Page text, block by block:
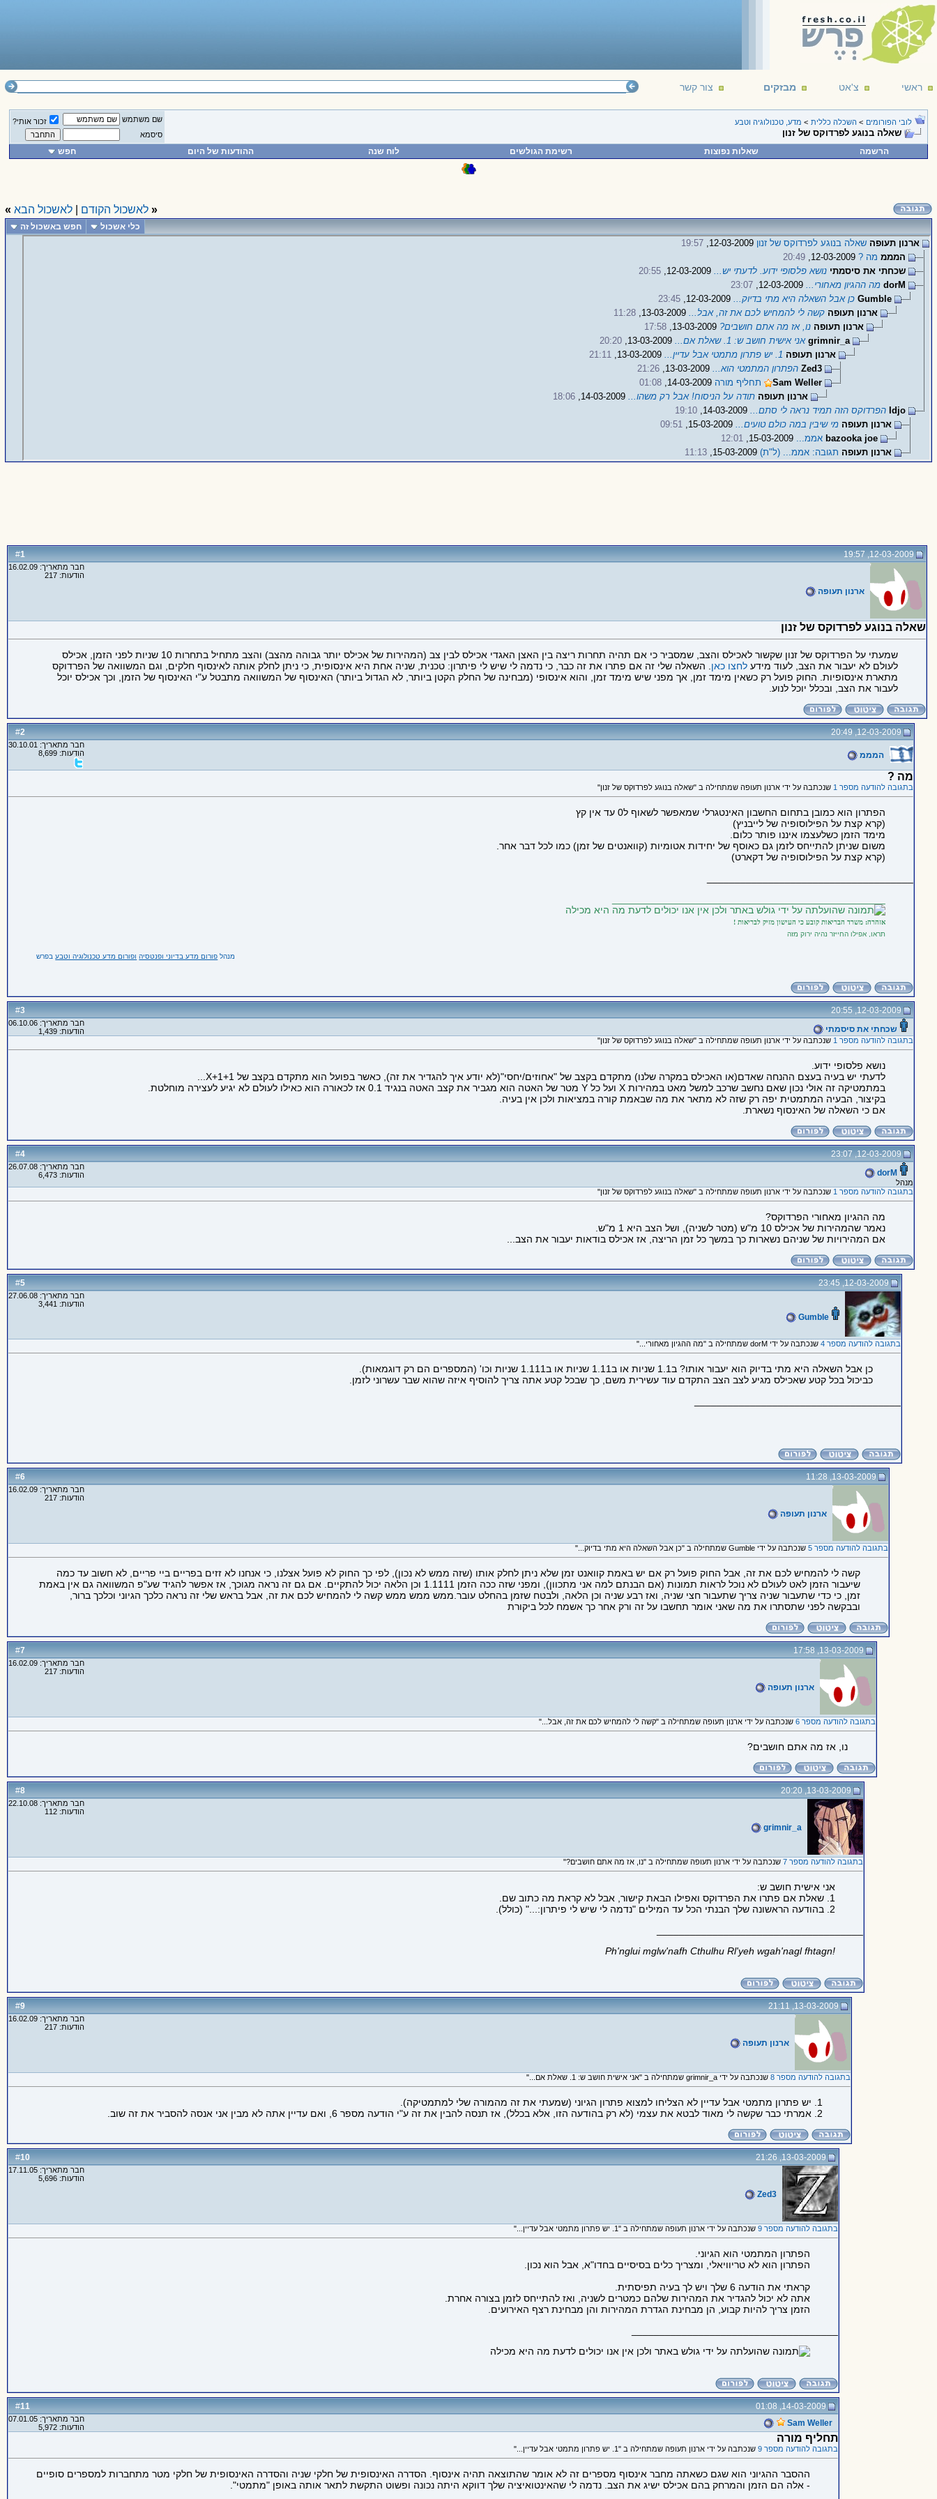
ראשי צ'אט מבזקים צור קשר
לובי הפורומים > השכלה כללית > מדע, טכנולוגיה וטבע
שאלה בנוגע לפרדוקס של זנון
שם משתמש
זכור אותי?
סיסמא
הרשמה שאלות נפוצות רשימת הגולשים לוח שנה ההודעות של היום חפש
« לאשכול הקודם לאשכול הבא »
כלי אשכול חפש באשכול זה
ארנון תעופה שאלה בנוגע לפרדוקס של זנון
19:57
המממ מה ?12-03-2009,
20:49
שכחתי את סיסמתי נושא פלסופי ידוע. לדעתי יש...12-03-2009,
20:55
dorM מה ההגיון מאחורי...12-03-2009,
23:07
Gumble כן אבל השאלה היא מתי בדיוק...12-03-2009,
23:45
ארנון תעופה קשה לי להמחיש לכם את זה, אבל...13-03-2009,
11:28
ארנון תעופה נו, אז מה אתם חושבים?
17:58
grimnir_a אני אישית חושב ש: 1. שאלת אם... 13-03-2009,
20:20
ארנון תעופה 1. יש פתרון מתמטי אבל עדיין... 13-03-2009,
21:11
Zed3 הפתרון המתמטי הוא...13-03-2009,
21:26
Sam Weller
תחליף מורה
01:08
ארנון תעופה תודה על הניסוח! אבל רק משהו...14-03-2009,
18:06
Idjo הפרדוקס הזה תמיד נראה לי סתם...14-03-2009,
19:10
ארנון תעופה מי שיבין במה כולם טועים...15-03-2009,
09:51
bazooka joe אממ...
12:01
ארנון תעופה תגובה: אממ... (ל"ת)15-03-2009,
11:13
#
1 12-03-2009, 19:57
ארנון תעופה
חבר מתאריך: 16.02.09
הודעות: 217
שאלה בנוגע לפרדוקס של זנון
שמעתי על הפרדוקס של זנון שקשור לאכילס והצב, שמסביר כי אם תהיה תחרות ריצה בין האצן האגדי אכילס לבין צב (המהירות של אכילס יותר גבוהה מהצב) והצב מתחיל בתחרות 10 שניות לפני הזמן, אכילס
לעולם לא יעבור את הצב, לעוד מידע לחצו כאן . השאלה שלי זה אם פתרו את זה כבר, כי נדמה לי שיש לי פיתרון: טכנית, שניה אחת היא אינסופית, כי ניתן לחלק אותה לאינסוף חלקים, וגם המשוואה של הפרדוקס
מתארת אינסופיות. החוק פועל רק כשאין מימד זמן, אך מפני שיש מימד זמן, והוא אינסופי (מבחינה של החלק הקטן ביותר, לא הגדול ביותר) האינסוף של המשוואה מתבטל ע"י האינסוף של הזמן, וכך אכילס יוכל
לעבור את הצב, ובכלל יוכל לנוע.
#
2 12-03-2009, 20:49
המממ
חבר מתאריך: 30.10.01
הודעות: 8,699
מה ?
בתגובה להודעה מספר 1 שנכתבה על ידי ארנון תעופה שמתחילה ב "שאלה בנוגע לפרדוקס של זנון"
הפתרון הוא כמובן בתחום החשבון האינטגרלי שמאפשר לשאוף ל0 עד אין קץ
(קרא קצת על הפילוסופיה של לייבניץ)
מימד הזמן כשלעצמו איננו פותר כלום.
משום שניתן להתייחס לזמן גם כאוסף של יחידות אטומיות (קוואנטים של זמן) כמו לכל דבר אחר.
(קרא קצת על הפילוסופיה של דקארט)
אזהרה: משרד הבריאות קובע כי העישון מזיק לבריאות !
תראו, אפילו החייזר נהיה ירוק מזה
מנהל פורום מדע בדיוני ופנטסיה ופורום מדע טכנולוגיה וטבעבפרש
#
3
12-03-2009, 20:55
שכחתי את סיסמתי
חבר מתאריך: 06.10.06
הודעות: 1,439
בתגובה להודעה מספר 1
שנכתבה על ידי ארנון תעופה שמתחילה ב "שאלה בנוגע לפרדוקס של זנון"
נושא פלסופי ידוע.
לדעתי יש בעיה בעצם ההנחה שאדם(או האכילס במקרה שלנו) מתקדם בקצב של "אחוזים/יחסי"(לא יודע איך להגדיר את זה), כאשר בפועל הוא מתקדם בקצב של X+1+1...
במתמטיקה זה אולי נכון שאם נחשב שרכב למשל מאט במהירות X ועל כל Y מטר של האטה הוא מגביר את קצב האטה בנגיד 0.1 אז לכאורה הוא כאילו לעולם לא יגיע לעצירה מוחלטת.
בקיצור, הבעיה המתמטית יפה רק שזה לא מתאר את מה שבאמת קורה במציאות ולכן אין בעיה.
אם כי השאלה של האינסוף נשארת.
#
4
12-03-2009, 23:07
dorM
מנהל
חבר מתאריך: 26.07.08
הודעות: 6,473
בתגובה להודעה מספר 1
שנכתבה על ידי ארנון תעופה שמתחילה ב "שאלה בנוגע לפרדוקס של זנון"
מה ההגיון מאחורי הפרדוקס?
נאמר שהמהירות של אכילס 10 מ"ש (מטר לשניה), ושל הצב היא 1 מ"ש.
אם המהירויות של שניהם נשארות כך במשך כל זמן הריצה, אז אכילס בודאות יעבור את הצב...
#
5 12-03-2009, 23:45
Gumble
חבר מתאריך: 27.06.08
הודעות: 3,441
בתגובה להודעה מספר 4 שנכתבה על ידי dorM שמתחילה ב "מה ההגיון מאחורי..."
כן אבל השאלה היא מתי בדיוק הוא יעבור אותו? ב1.1 שניות או ב1.11 שניות או ב1.111 שניות וכו' (המספרים הם רק דוגמאות).
כביכול בכל קטע שאכילס מגיע לצב הצב התקדם עוד עשירית משם, כך שבכל קטע אתה צריך להוסיף איזה שהוא שבר עשרוני לזמן.
#
6 13-03-2009, 11:28
ארנון תעופה
חבר מתאריך: 16.02.09
הודעות: 217
בתגובה להודעה מספר 5 שנכתבה על ידי Gumble שמתחילה ב "כן אבל השאלה היא מתי בדיוק..."
קשה לי להמחיש לכם את זה, אבל החוק פועל רק אם יש באמת קוואנט זמן שלא ניתן לחלק אותו (שזה ממש לא נכון), לפי כך החוק לא פועל אצלנו, כי אנחנו לא זזים בפריים ביי פריים, לא חשוב עד כמה
שיעבור הזמן לאט לעולם לא נוכל לראות תמונות (אם הבנתם למה אני מתכוון), ומפני שזה ככה הזמן 1.1111 וכן הלאה יכול להתקיים. אם גם זה נראה מגוכך, אז אפשר להגיד שע"פ המשוואה גם אין באמת
זמן, כי כדי שתעבור שניה צריך שתעבור חצי שניה, ואז רבע שניה וכן הלאה, ולבטח שזמן בהחלט עובר.ממש ממש ממש קשה לי להמחיש לכם את זה, אבל בראש שלי זה נראה כלכך הגיוני וכלכך ברור,
ובבקשה לפני שתסתרו את מה שאני אומר תחשבו על זה ורק אחר כך אשמח לכל ביקורת
#
7 13-03-2009, 17:58
ארנון תעופה
חבר מתאריך: 16.02.09
הודעות: 217
בתגובה להודעה מספר 6 שנכתבה על ידי ארנון תעופה שמתחילה ב "קשה לי להמחיש לכם את זה, אבל..."
נו, אז מה אתם חושבים?
#
8 13-03-2009, 20:20
grimnir_a
חבר מתאריך: 22.10.08
הודעות: 112
בתגובה להודעה מספר 7 שנכתבה על ידי ארנון תעופה שמתחילה ב "נו, אז מה אתם חושבים?"
אני אישית חושב ש:
1. שאלת אם פתרו את הפרדוקס ואפילו הבאת קישור, אבל לא קראת מה כתוב שם.
2. בהודעה הראשונה שלך הבנתי הכל עד המילים "נדמה לי שיש לי פיתרון:..." (כולל).
!Ph'nglui mglw'nafh Cthulhu Rl'yeh wgah'nagl fhtagn
#
9 13-03-2009, 21:11
ארנון תעופה
חבר מתאריך: 16.02.09
הודעות: 217
בתגובה להודעה מספר 8 שנכתבה על ידי grimnir_a שמתחילה ב "אני אישית חושב ש: 1. שאלת אם..."
1. יש פתרון מתמטי אבל עדיין לא הצליחו למצוא פתרון הגיוני (שמעתי את זה מהמורה שלי למתמטיקה).
2. אמרתי כבר שקשה לי מאוד לבטא את עצמי (לא רק בהודעה הזו, אלא בכלל), אז תנסה להבין את זה ע"י הודעה מספר 6, ואם עדיין אתה לא מבין אני אנסה להסביר את זה שוב.
#
10 13-03-2009, 21:26
Zed3
חבר מתאריך: 17.11.05
הודעות: 5,696
בתגובה להודעה מספר 9 שנכתבה על ידי ארנון תעופה שמתחילה ב "1. יש פתרון מתמטי אבל עדיין..."
הפתרון המתמטי הוא הגיוני.
הפתרון הוא לא טריוויאלי, ומצריך כלים בסיסיים בחדו"א, אבל הוא נכון.
קראתי את הודעה 6 שלך ויש לך בעיה תפיסתית.
אתה לא יכול להגדיר את המהירות שלהם כמטרים לשניה, ואז להתייחס לזמן בצורה אחרת.
הזמן צריך להיות קבוע, הן מבחינת הגדרת המהירות והן מבחינת רצף האירועים.
#
11
14-03-2009, 01:08
Sam Weller
חבר מתאריך: 07.01.05
הודעות: 5,972
תחליף מורה
בתגובה להודעה מספר 9 שנכתבה על ידי ארנון תעופה שמתחילה ב "1. יש פתרון מתמטי אבל עדיין..."
ההסבר ההגיוני הוא שגם כשאתה מחבר אינסוף מספרים זה לא אומר שהתוצאה תהיה אינסוף. הסדרה האינסופית של חלקי שניה והסדרה האינסופית של חלקי מטר מתחברות למספרים סופיים
- אלה הם הזמן והמרחק בהם אכילס ישיג את הצב. נדמה לי שהאינטואיציה שלך דווקא היתה נכונה ופשוט התקשת לתאר אותה באופן "מתמטי".